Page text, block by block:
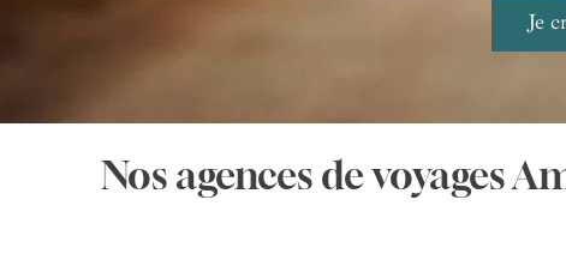
Nos agences de voyages